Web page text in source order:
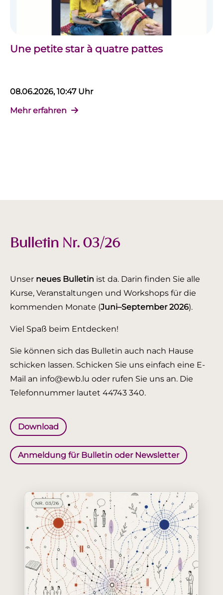
Une petite star à quatre pattes
08.06.2026, 10:47 Uhr
Mehr erfahren
Bulletin Nr. 03/26
Unser neues Bulletin ist da. Darin finden Sie alle
Kurse, Veranstaltungen und Workshops für die
kommenden Monate (Juni–September 2026).
Viel Spaß beim Entdecken!
Sie können sich das Bulletin auch nach Hause
schicken lassen. Schicken Sie uns einfach eine E-
Mail an info@ewb.lu oder rufen Sie uns an. Die
Telefonnummer lautet 44743 340.
Download
Anmeldung für Bulletin oder Newsletter